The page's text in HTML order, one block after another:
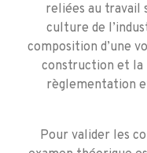
reliées au travail
culture de
composition d’une
construction et la
règlementation
Pour valider les